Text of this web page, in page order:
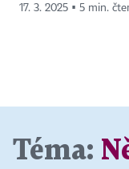
17. 3. 2025 ▪ 5 min.
Téma: